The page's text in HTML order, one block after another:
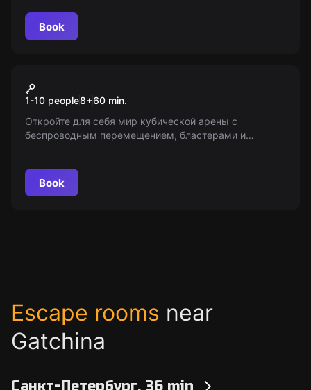
Book
Cubes
1-10 people8+60 min.
Откройте для себя мир кубической арены с
беспроводным перемещением, бластерами и
Возраст: 8+.
Book
Escape rooms near
Gatchina
Санкт-Петербург, 36 min